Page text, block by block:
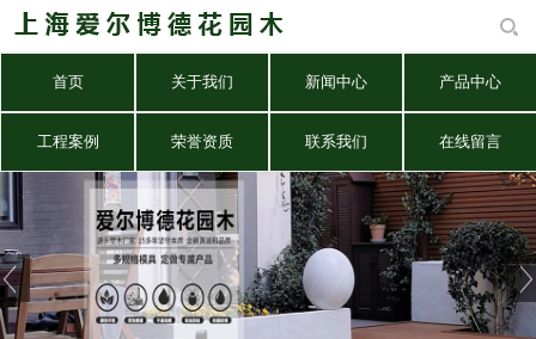
首页 关于我们 新闻中心 产品中心
工程案例 荣誉资质 联系我们 在线留言